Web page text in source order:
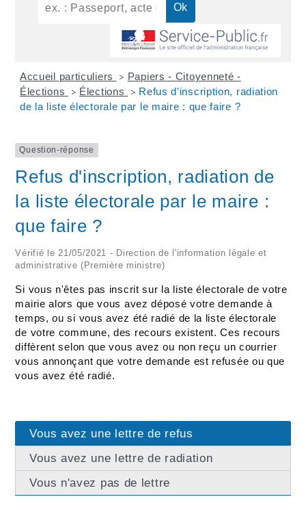
Accueil particuliers > Papiers - Citoyenneté -
Élections
> Élections > Refus d'inscription, radiation
de la liste électorale par le maire : que faire ?
Question-réponse
Refus d'inscription, radiation de
la liste électorale par le maire :
que faire ?
Vérifié le 21/05/2021 - Direction de l'information légale et
administrative (Première ministre)
Si vous n'êtes pas inscrit sur la liste électorale de votre
mairie alors que vous avez déposé votre demande à
temps, ou si vous avez été radié de la liste électorale
de votre commune, des recours existent. Ces recours
diffèrent selon que vous avez ou non reçu un courrier
vous annonçant que votre demande est refusée ou que
vous avez été radié.
Vous avez une lettre de refus
Vous avez une lettre de radiation
Vous n'avez pas de lettre